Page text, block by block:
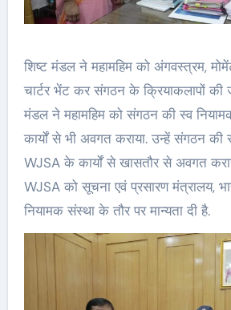
शिष्ट मंडल ने महामहिम को अंगवस्त्रम,
चार्टर भेंट कर संगठन के क्रियाकलापों की
मंडल ने महामहिम को संगठन की स्व
कार्यों से भी अवगत कराया. उन्हें संगठन की
WJSA के कार्यों से खासतौर से अवगत
WJSA को सूचना एवं प्रसारण मंत्रालय,
नियामक संस्था के तौर पर मान्यता दी है.